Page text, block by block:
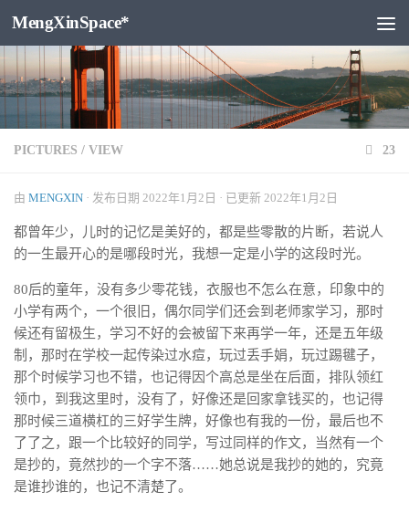
跳至内容
MengXinSpace*
PICTURES / VIEW 23
由 MENGXIN · 发布日期 2022年1月2日 · 已更新 2022年1月2日
都曾年少，儿时的记忆是美好的，都是些零散的片断，若说人
的一生最开心的是哪段时光，我想一定是小学的这段时光。
80后的童年，没有多少零花钱，衣服也不怎么在意，印象中的
小学有两个，一个很旧，偶尔同学们还会到老师家学习，那时
候还有留极生，学习不好的会被留下来再学一年，还是五年级
制，那时在学校一起传染过水痘，玩过丢手娟，玩过踢毽子，
那个时候学习也不错，也记得因个高总是坐在后面，排队领红
领巾，到我这里时，没有了，好像还是回家拿钱买的，也记得
那时候三道横杠的三好学生牌，好像也有我的一份，最后也不
了了之，跟一个比较好的同学，写过同样的作文，当然有一个
是抄的，竟然抄的一个字不落……她总说是我抄的她的，究竟
是谁抄谁的，也记不清楚了。